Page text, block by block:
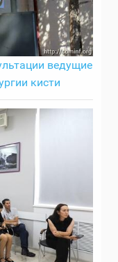
ведущие
кисти